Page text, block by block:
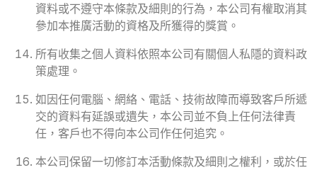
資料或不遵守本條款及細則的行為，本公司有權取消其
參加本推廣活動的資格及所獲得的獎賞。
所有收集之個人資料依照本公司有關個人私隱的資料政
策處理。
如因任何電腦、網絡、電話、技術故障而導致客戶所遞
交的資料有延誤或遺失，本公司並不負上任何法律責
任，客戶也不得向本公司作任何追究。
本公司保留一切修訂本活動條款及細則之權利，或於任